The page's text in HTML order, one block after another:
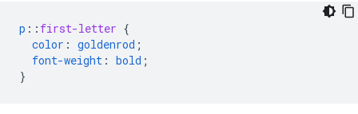
p :: first-letter {
color : goldenrod ;
font-weight : bold ;
}